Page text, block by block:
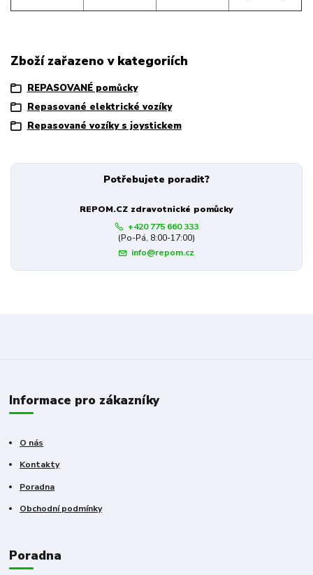
Zboží zařazeno v kategoriích
REPASOVANÉ pomůcky
Repasované elektrické vozíky
Repasované vozíky s joystickem
Potřebujete poradit?
REPOM.CZ zdravotnické pomůcky
+420 775 660 333
(Po-Pá, 8:00-17:00)
info@repom.cz
Informace pro zákazníky
O nás
Kontakty
Poradna
Obchodní podmínky
Poradna